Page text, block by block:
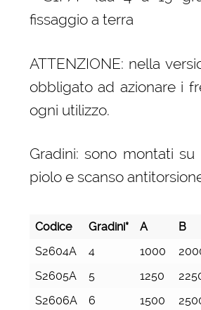
fissaggio a terra
ATTENZIONE: nella
obbligato ad azionare i
ogni utilizzo.
Gradini: sono montati
piolo e scanso
Codice Gradini* A B
S2604A
4 1000
S2605A
5 1250
S2606A
6 1500